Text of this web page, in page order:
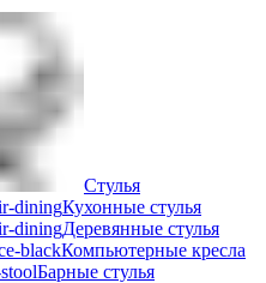
Стулья
Кухонные стулья
Деревянные стулья
Компьютерные кресла
Барные стулья